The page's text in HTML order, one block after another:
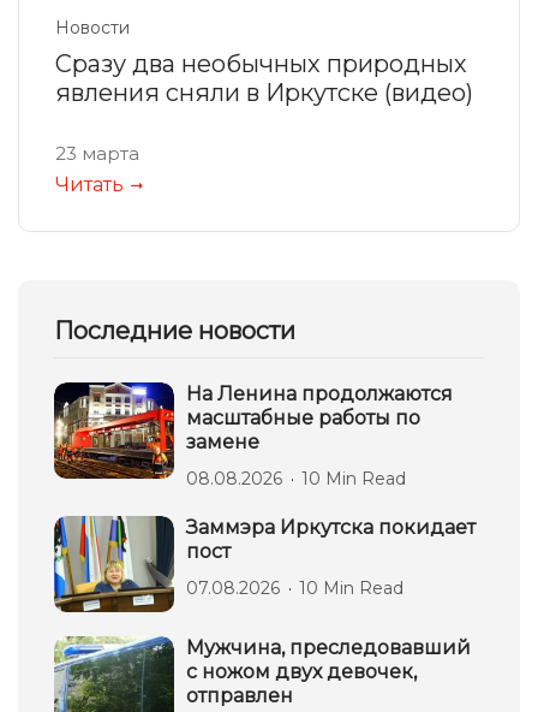
Новости
Сразу два необычных природных
явления сняли в Иркутске (видео)
23 марта
Читать
Последние новости
На Ленина продолжаются
масштабные работы по
замене
08.08.2026 10 Min Read
Заммэра Иркутска покидает
пост
07.08.2026 10 Min Read
Мужчина, преследовавший
с ножом двух девочек,
отправлен